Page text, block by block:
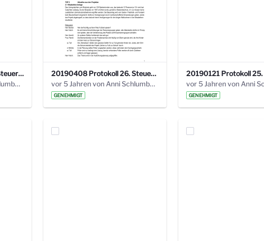
20190909 Protokoll 27. Steuerungskreis.pdf
vor 5 Jahren von Anni Schlumberger
20190408 Protokoll 26. Steuerungskreis.pdf
vor 5 Jahren von Anni Schlumberger
GENEHMIGT GENEHMIGT